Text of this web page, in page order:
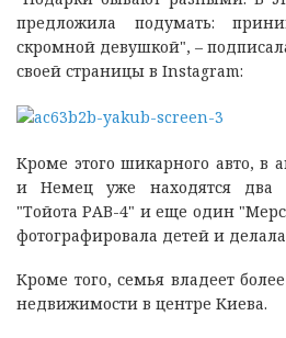
предложила подумать:
скромной девушкой", –
своей страницы в Instagram:
Кроме этого шикарного авто, в
и Немец уже находятся два
"Тойота РАВ-4" и еще один
фотографировала детей и
Кроме того, семья владеет
недвижимости в центре Киева.